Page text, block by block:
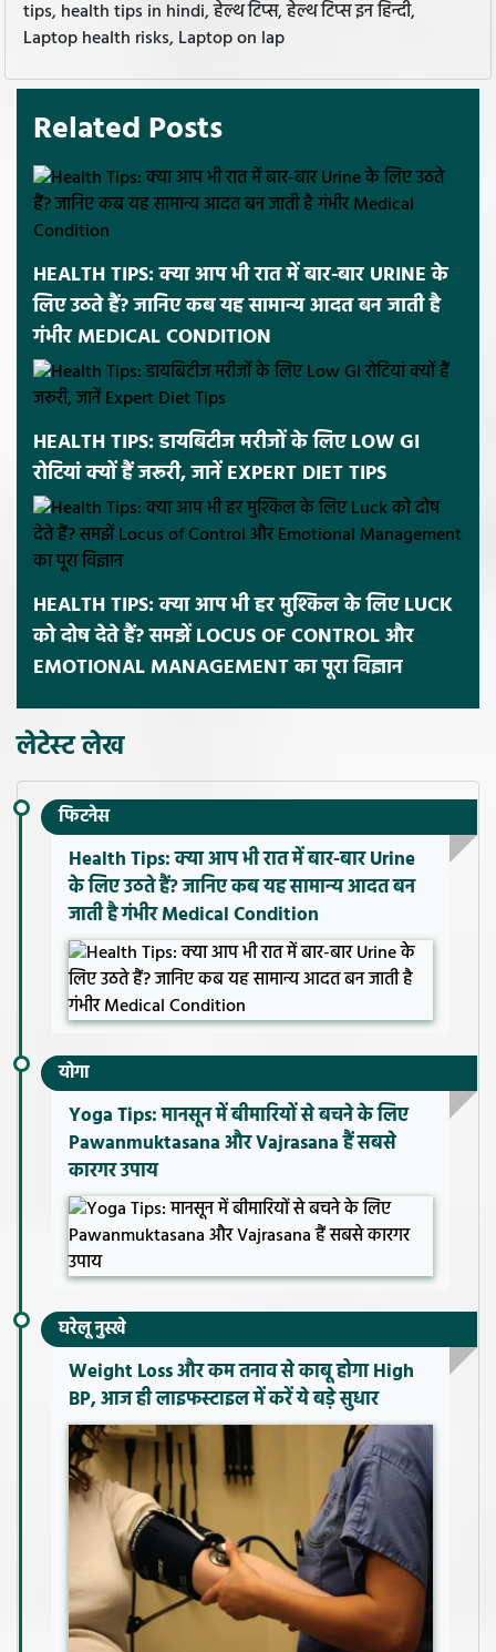
tips, health tips in hindi, हेल्थ टिप्स, हेल्थ टिप्स इन हिन्दी,
Laptop health risks, Laptop on lap
Related Posts
HEALTH TIPS: क्या आप भी रात में बार-बार URINE के
लिए उठते हैं? जानिए कब यह सामान्य आदत बन जाती है
गंभीर MEDICAL CONDITION
HEALTH TIPS: डायबिटीज मरीजों के लिए LOW GI
रोटियां क्यों हैं जरूरी, जानें EXPERT DIET TIPS
HEALTH TIPS: क्या आप भी हर मुश्किल के लिए LUCK
को दोष देते हैं? समझें LOCUS OF CONTROL और
EMOTIONAL MANAGEMENT का पूरा विज्ञान
लेटेस्ट लेख
फिटनेस
Health Tips: क्या आप भी रात में बार-बार Urine
के लिए उठते हैं? जानिए कब यह सामान्य आदत बन
जाती है गंभीर Medical Condition
योगा
Yoga Tips: मानसून में बीमारियों से बचने के लिए
Pawanmuktasana और Vajrasana हैं सबसे
कारगर उपाय
घरेलू नुस्खे
Weight Loss और कम तनाव से काबू होगा High
BP, आज ही लाइफस्टाइल में करें ये बड़े सुधार